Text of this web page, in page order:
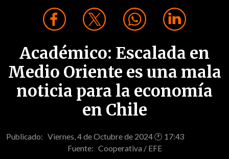
Académico: Escalada en
Medio Oriente es una mala
noticia para la economía
en Chile
Publicado: Viernes, 4 de Octubre de 2024 🕐 17:43
Fuente: Cooperativa / EFE